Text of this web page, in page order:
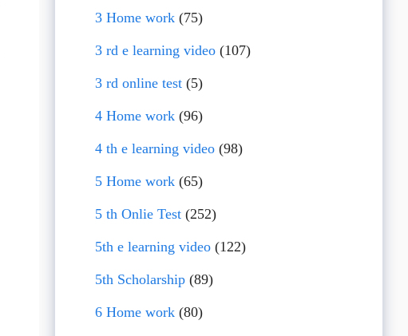
3 Home work (75)
3 rd e learning video (107)
3 rd online test (5)
4 Home work (96)
4 th e learning video (98)
5 Home work (65)
5 th Onlie Test (252)
5th e learning video (122)
5th Scholarship (89)
6 Home work (80)